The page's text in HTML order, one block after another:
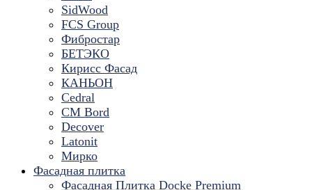
SidWood
FCS Group
Фибростар
БЕТЭКО
Кирисс Фасад
КАНЬОН
Cedral
CM Bord
Decover
Latonit
Мирко
Фасадная плитка
Фасадная Плитка Docke Premium